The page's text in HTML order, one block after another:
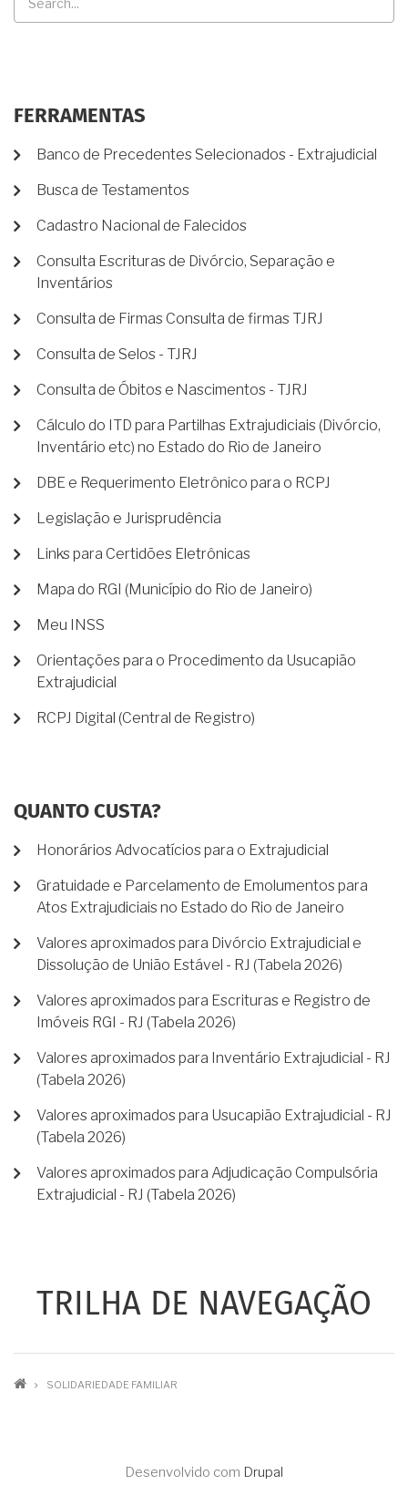
FERRAMENTAS
Banco de Precedentes Selecionados - Extrajudicial
Busca de Testamentos
Cadastro Nacional de Falecidos
Consulta Escrituras de Divórcio, Separação e
Inventários
Consulta de Firmas Consulta de firmas TJRJ
Consulta de Selos - TJRJ
Consulta de Óbitos e Nascimentos - TJRJ
Cálculo do ITD para Partilhas Extrajudiciais (Divórcio,
Inventário etc) no Estado do Rio de Janeiro
DBE e Requerimento Eletrônico para o RCPJ
Legislação e Jurisprudência
Links para Certidões Eletrônicas
Mapa do RGI (Município do Rio de Janeiro)
Meu INSS
Orientações para o Procedimento da Usucapião
Extrajudicial
RCPJ Digital (Central de Registro)
QUANTO CUSTA?
Honorários Advocatícios para o Extrajudicial
Gratuidade e Parcelamento de Emolumentos para
Atos Extrajudiciais no Estado do Rio de Janeiro
Valores aproximados para Divórcio Extrajudicial e
Dissolução de União Estável - RJ (Tabela 2026)
Valores aproximados para Escrituras e Registro de
Imóveis RGI - RJ (Tabela 2026)
Valores aproximados para Inventário Extrajudicial - RJ
(Tabela 2026)
Valores aproximados para Usucapião Extrajudicial - RJ
(Tabela 2026)
Valores aproximados para Adjudicação Compulsória
Extrajudicial - RJ (Tabela 2026)
TRILHA DE NAVEGAÇÃO
SOLIDARIEDADE FAMILIAR
Desenvolvido com Drupal